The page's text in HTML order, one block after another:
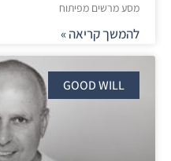
מסע מרשים מפיתוח
להמשך קריאה »
GOOD WILL